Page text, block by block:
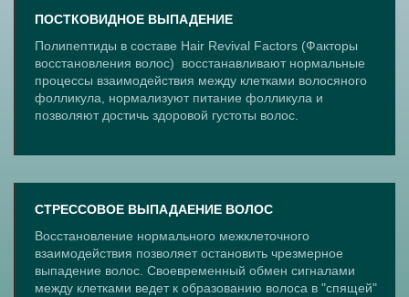
ПОСТКОВИДНОЕ ВЫПАДЕНИЕ
Полипептиды в составе Hair Revival Factors (Факторы
восстановления волос) восстанавливают нормальные
процессы взаимодействия между клетками волосяного
фолликула, нормализуют питание фолликула и
позволяют достичь здоровой густоты волос.
СТРЕССОВОЕ ВЫПАДАЕНИЕ ВОЛОС
Восстановление нормального межклеточного
взаимодействия позволяет остановить чрезмерное
выпадение волос. Своевременный обмен сигналами
между клетками ведет к образованию волоса в "спящей"